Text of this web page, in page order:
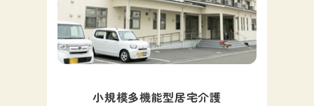
小規模多機能型居宅介護